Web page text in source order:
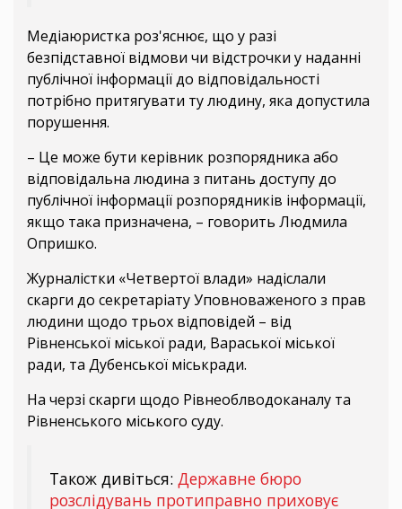
Медіаюристка роз'яснює, що у разі
безпідставної відмови чи відстрочки у наданні
публічної інформації до відповідальності
потрібно притягувати ту людину, яка допустила
порушення.
– Це може бути керівник розпорядника або
відповідальна людина з питань доступу до
публічної інформації розпорядників інформації,
якщо така призначена, – говорить Людмила
Опришко.
Журналістки «Четвертої влади» надіслали
скарги до секретаріату Уповноваженого з прав
людини щодо трьох відповідей – від
Рівненської міської ради, Вараської міської
ради, та Дубенської міськради.
На черзі скарги щодо Рівнеоблводоканалу та
Рівненського міського суду.
Також дивіться: Державне бюро
розслідувань протиправно приховує